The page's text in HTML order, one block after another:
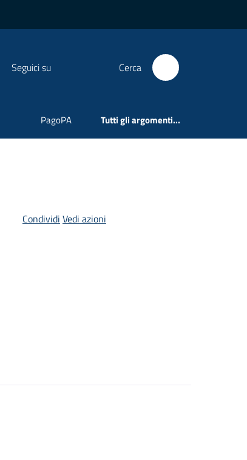
Seguici su Cerca
PagoPA Tutti gli argomenti...
Condividi Vedi azioni